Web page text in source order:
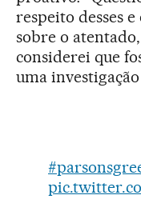
respeito desses
sobre o
considerei que
uma